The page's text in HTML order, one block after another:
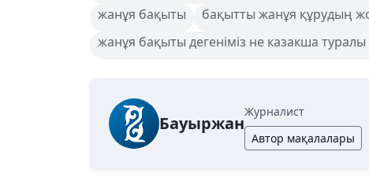
жанұя бақыты
бақытты жанұя құрудың
жанұя бақыты дегеніміз не казакша
Бауыржан
Журналист
Автор мақалалары